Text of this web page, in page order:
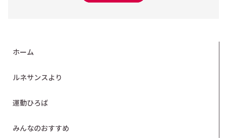
ホーム
ルネサンスより
運動ひろば
みんなのおすすめ